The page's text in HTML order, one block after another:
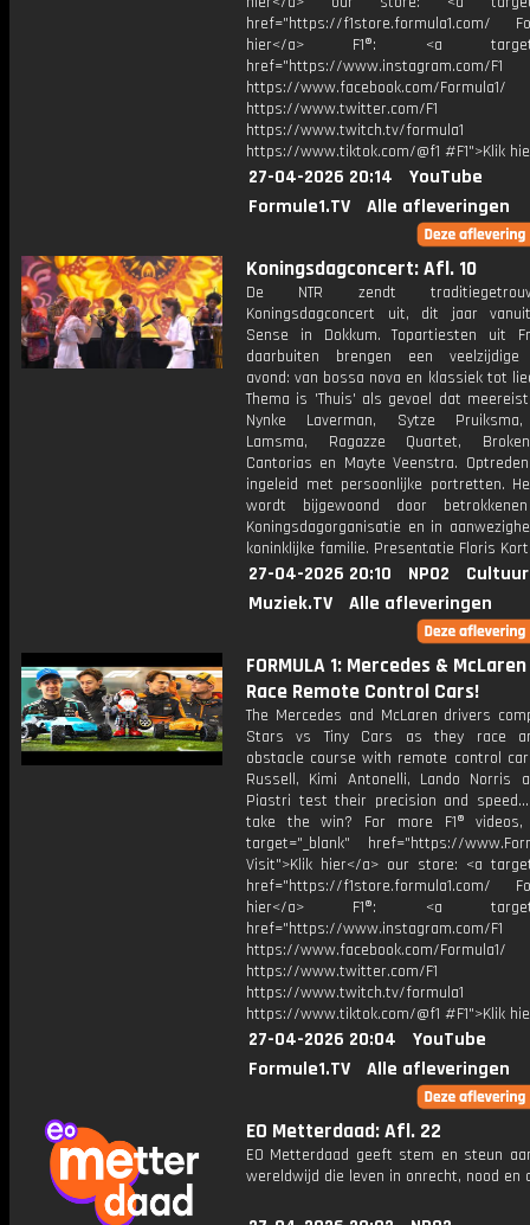
href="https://f1store.formula1.com/
hier</a> F1®: <a
href="https://www.instagram.com/F1
https://www.facebook.com/Formula1/
https://www.twitter.com/F1
https://www.twitch.tv/formula1
https://www.tiktok.com/@f1 #F1">Klik
27-04-2026 20:14
YouTube
Formule1.TV
Alle afleveringen
Koningsdagconcert: Afl. 10
De NTR zendt
Koningsdagconcert uit, dit jaar
Sense in Dokkum. Topartiesten uit
daarbuiten brengen een veelzijdige
avond: van bossa nova en klassiek tot
Thema is 'Thuis' als gevoel dat
Nynke Laverman, Sytze
Lamsma, Ragazze Quartet,
Cantorias en Mayte Veenstra.
ingeleid met persoonlijke portretten.
wordt bijgewoond door
Koningsdagorganisatie en in
koninklijke familie. Presentatie Floris
27-04-2026 20:10 NPO2
Muziek.TV
Alle afleveringen
FORMULA 1: Mercedes &
Race Remote Control Cars!
The Mercedes and McLaren drivers
Stars vs Tiny Cars as they race
obstacle course with remote control
Russell, Kimi Antonelli, Lando Norris
Piastri test their precision and
take the win? For more F1®
target="_blank" href="https://
Visit">Klik hier</a> our store: <a
href="https://f1store.formula1.com/
hier</a> F1®: <a
href="https://www.instagram.com/F1
https://www.facebook.com/Formula1/
https://www.twitter.com/F1
https://www.twitch.tv/formula1
https://www.tiktok.com/@f1 #F1">Klik
27-04-2026 20:04
YouTube
Formule1.TV
Alle afleveringen
EO Metterdaad: Afl. 22
EO Metterdaad geeft stem en steun
wereldwijd die leven in onrecht, nood en